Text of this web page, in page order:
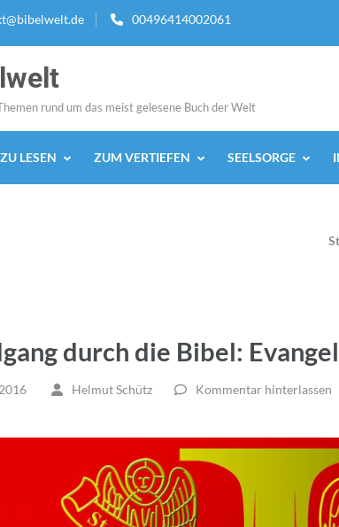
00496414002061
rund um das meist gelesene Buch der Welt
LESEN ZUM VERTIEFEN SEELSORGE
durch die Bibel:
Helmut Schütz Kommentar hinterlassen